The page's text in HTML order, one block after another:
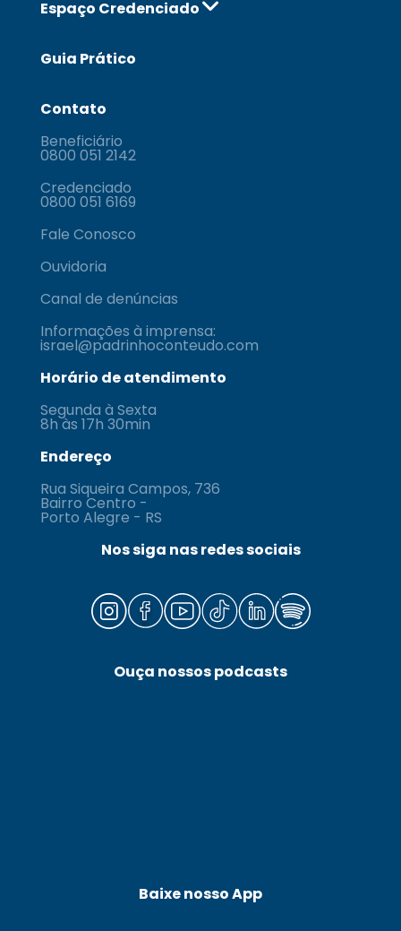
Espaço Credenciado
Guia Prático
Contato
Beneficiário
0800 051 2142
Credenciado
0800 051 6169
Fale Conosco
Ouvidoria
Canal de denúncias
Informações à imprensa:
israel@padrinhoconteudo.com
Horário de atendimento
Segunda à Sexta
8h às 17h 30min
Endereço
Rua Siqueira Campos, 736
Bairro Centro -
Porto Alegre - RS
Nos siga nas redes sociais
Ouça nossos podcasts
Baixe nosso App